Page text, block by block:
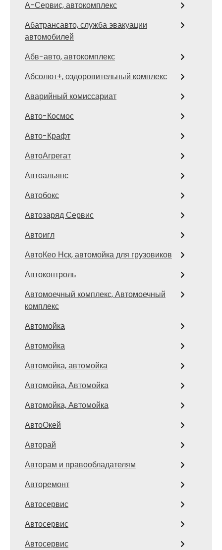
А-Сервис, автокомплекс
Абатрансавто, служба эвакуации
автомобилей
Абв-авто, автокомплекс
Абсолют+, оздоровительный комплекс
Аварийный комиссариат
Авто-Космос
Авто-Крафт
АвтоАгрегат
Автоальянс
Автобокс
Автозаряд Сервис
Автоигл
АвтоКео Нск, автомойка для грузовиков
Автоконтроль
Автомоечный комплекс, Автомоечный
комплекс
Автомойка
Автомойка
Автомойка, автомойка
Автомойка, Автомойка
Автомойка, Автомойка
АвтоОкей
Авторай
Авторам и правообладателям
Авторемонт
Автосервис
Автосервис
Автосервис